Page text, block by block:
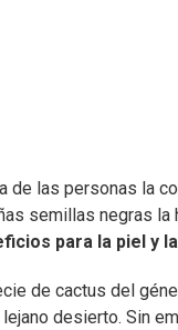
de las personas la
semillas negras
para la piel y
de cactus del
desierto. Sin